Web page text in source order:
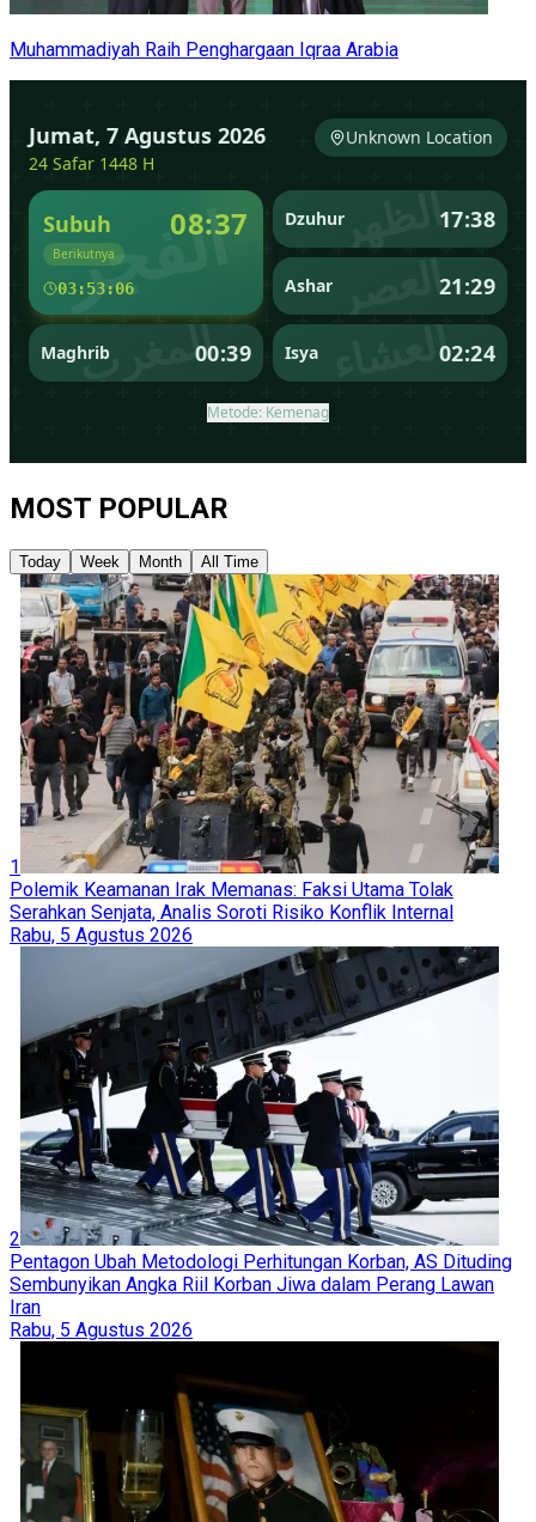
Muhammadiyah Raih Penghargaan Iqraa Arabia
MOST POPULAR
Today Week Month All Time
1
Polemik Keamanan Irak Memanas: Faksi Utama Tolak
Serahkan Senjata, Analis Soroti Risiko Konflik Internal
Rabu, 5 Agustus 2026
2
Pentagon Ubah Metodologi Perhitungan Korban, AS Dituding
Sembunyikan Angka Riil Korban Jiwa dalam Perang Lawan
Iran
Rabu, 5 Agustus 2026